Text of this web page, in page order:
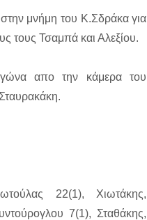
στην μνήμη του Κ.Σδράκα για
τους Τσαμπά και Αλεξίου.
απο την κάμερα του
22(1), Χιωτάκης,
7(1), Σταθάκης,